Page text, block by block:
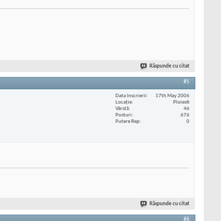
Răspunde cu citat
#5
Data înscrierii
17th May 2006
Locaţie
Ploiesti
Vârstă
46
Posturi
676
Putere Rep
0
Răspunde cu citat
#6